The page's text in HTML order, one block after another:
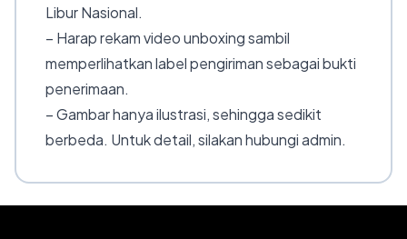
Libur Nasional.
– Harap rekam video unboxing sambil
memperlihatkan label pengiriman sebagai bukti
penerimaan.
– Gambar hanya ilustrasi, sehingga sedikit
berbeda. Untuk detail, silakan hubungi admin.